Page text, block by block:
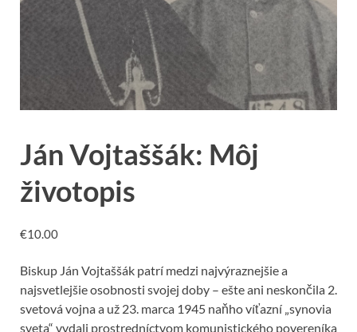
Ján Vojtaššák: Môj
životopis
€10.00
Biskup Ján Vojtaššák patrí medzi najvýraznejšie a
najsvetlejšie osobnosti svojej doby – ešte ani neskončila 2.
svetová vojna a už 23. marca 1945 naňho víťazní „synovia
sveta“ vydali prostredníctvom komunistického povereníka